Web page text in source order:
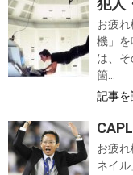
犯人
お疲
機」
は、
箇...
記事を
お疲
ネイ